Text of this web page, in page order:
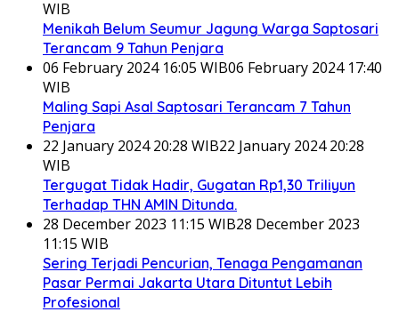
WIB
Menikah Belum Seumur Jagung Warga Saptosari
Terancam 9 Tahun Penjara
06 February 2024 16:05 WIB06 February 2024 17:40
WIB
Maling Sapi Asal Saptosari Terancam 7 Tahun
Penjara
22 January 2024 20:28 WIB22 January 2024 20:28
WIB
Tergugat Tidak Hadir, Gugatan Rp1,30 Triliyun
Terhadap THN AMIN Ditunda.
28 December 2023 11:15 WIB28 December 2023
11:15 WIB
Sering Terjadi Pencurian, Tenaga Pengamanan
Pasar Permai Jakarta Utara Dituntut Lebih
Profesional